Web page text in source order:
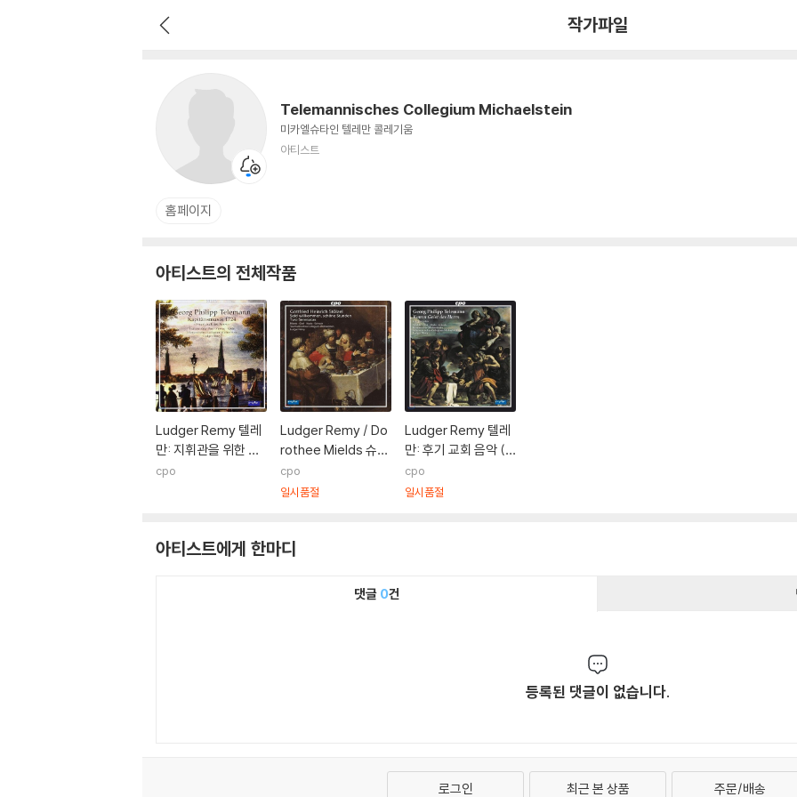
작가파일
Telemannisches Collegium Michaelstein
미카엘슈타인 텔레만 콜레기움
아티스트
홈페이지
아티스트의 전체작품
Ludger Remy 텔레
만: 지휘관을 위한 음
악 1724년 (Telema
cpo
Ludger Remy / Do
rothee Mields 슈퇼
첼: 두 개의 세레나타
(Stolzel: Two Sere
cpo
일시품절
Ludger Remy 텔레
만: 후기 교회 음악 (T
elemann: Late Can
tatas)
cpo
일시품절
아티스트에게 한마디
댓글 0건
등록된 댓글이 없습니다.
로그인 최근 본 상품 주문/배송